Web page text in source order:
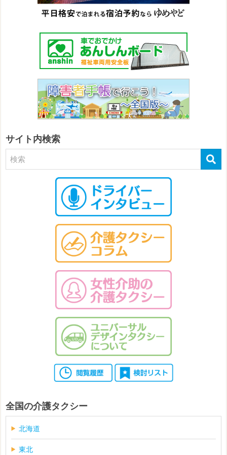
サイト内検索
全国の介護タクシー
北海道
東北